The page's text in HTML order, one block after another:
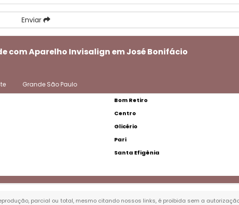
Enviar
com Aparelho Invisalign em José Bonifácio
Grande São Paulo
Bom Retiro
Centro
Glicério
Pari
Santa Efigênia
parcial ou total, mesmo citando nossos links, é proibida sem a